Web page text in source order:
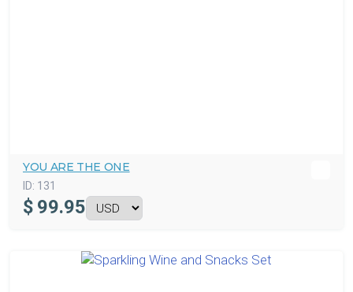
YOU ARE THE ONE
ID: 131
$ 99.95